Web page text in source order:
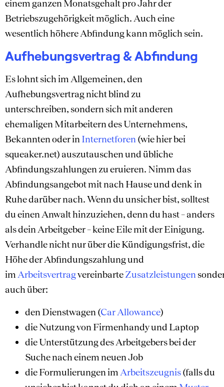
einem ganzen Monatsgehalt pro Jahr der
Betriebszugehörigkeit möglich. Auch eine
wesentlich höhere Abfindung kann möglich sein.
Aufhebungsvertrag & Abfindung
Es lohnt sich im Allgemeinen, den
Aufhebungsvertrag nicht blind zu
unterschreiben, sondern sich mit anderen
ehemaligen Mitarbeitern des Unternehmens,
Bekannten oder in Internetforen (wie hier bei
squeaker.net) auszutauschen und übliche
Abfindungszahlungen zu eruieren. Nimm das
Abfindungsangebot mit nach Hause und denk in
Ruhe darüber nach. Wenn du unsicher bist, solltest
du einen Anwalt hinzuziehen, denn du hast – anders
als dein Arbeitgeber – keine Eile mit der Einigung.
Verhandle nicht nur über die Kündigungsfrist, die
Höhe der Abfindungszahlung und
im ArbeitsvertragvereinbarteZusatzleistungen
auch über:
den Dienstwagen (Car Allowance)
die Nutzung von Firmenhandy und Laptop
die Unterstützung des Arbeitgebers bei der
Suche nach einem neuen Job
die Formulierungen im Arbeitszeugnis(falls du